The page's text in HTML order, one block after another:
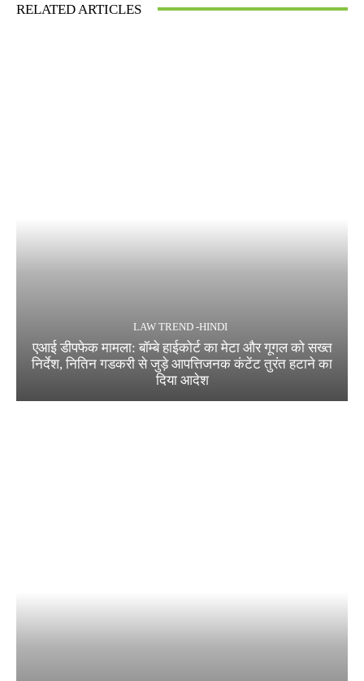
RELATED ARTICLES
LAW TREND -HINDI
एआई डीपफेक मामला: बॉम्बे हाईकोर्ट का मेटा और गूगल को सख्त
निर्देश, नितिन गडकरी से जुड़े आपत्तिजनक कंटेंट तुरंत हटाने का
दिया आदेश